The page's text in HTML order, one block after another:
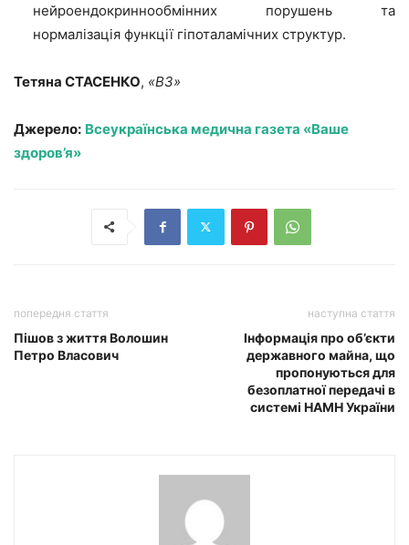
нейроендокриннообмінних порушень та
нормалізація функції гіпоталамічних структур.
Тетяна СТАСЕНКО, «ВЗ»
Джерело: Всеукраїнська медична газета «Ваше
здоров’я»
попередня стаття
Пішов з життя Волошин
Петро Власович
наступна стаття
Інформація про об’єкти
державного майна, що
пропонуються для
безоплатної передачі в
системі НАМН України